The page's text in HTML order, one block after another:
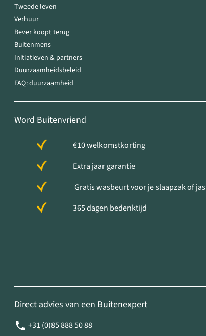
Tweede leven
Verhuur
Bever koopt terug
Buitenmens
Initiatieven & partners
Duurzaamheidsbeleid
FAQ: duurzaamheid
Word Buitenvriend
€10 welkomstkorting
Extra jaar garantie
Gratis wasbeurt voor je slaapzak of jas
365 dagen bedenktijd
Direct advies van een Buitenexpert
+31 (0)85 888 50 88